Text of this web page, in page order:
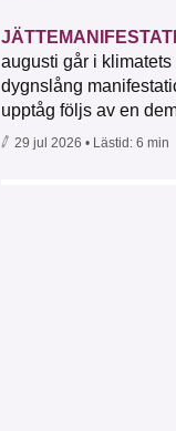
augusti går i
dygnslång
upptåg följs av en
29 jul 2026 • Lästid: 6 min